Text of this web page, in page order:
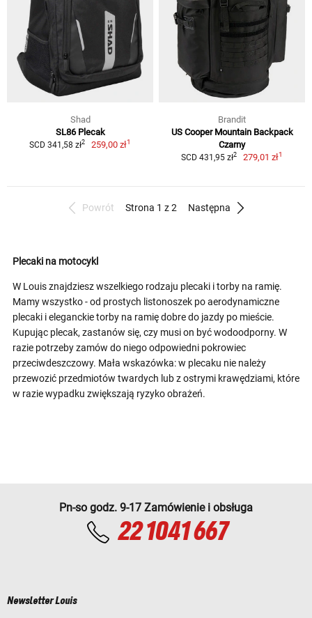
Shad
SL86 Plecak
SCD 341,58 zł2 259,00 zł1
Brandit
US Cooper Mountain Backpack
Czarny
SCD 431,95 zł2 279,01 zł1
Powrót Strona 1 z 2 Następna
Plecaki na motocykl
W Louis znajdziesz wszelkiego rodzaju plecaki i torby na ramię.
Mamy wszystko - od prostych listonoszek po aerodynamiczne
plecaki i eleganckie torby na ramię dobre do jazdy po mieście.
Kupując plecak, zastanów się, czy musi on być wodoodporny. W
razie potrzeby zamów do niego odpowiedni pokrowiec
przeciwdeszczowy. Mała wskazówka: w plecaku nie należy
przewozić przedmiotów twardych lub z ostrymi krawędziami, które
w razie wypadku zwiększają ryzyko obrażeń.
Pn-so godz. 9-17 Zamówienie i obsługa
22 1041 667
Newsletter Louis